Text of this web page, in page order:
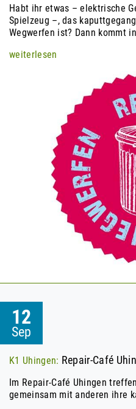
Habt ihr etwas – elektrische
Spielzeug –, das
Wegwerfen ist? Dann kommt
weiterlesen
12
Sep
K1 Uhingen: Repair-Café
Im Repair-Café Uhingen
gemeinsam mit anderen ihre